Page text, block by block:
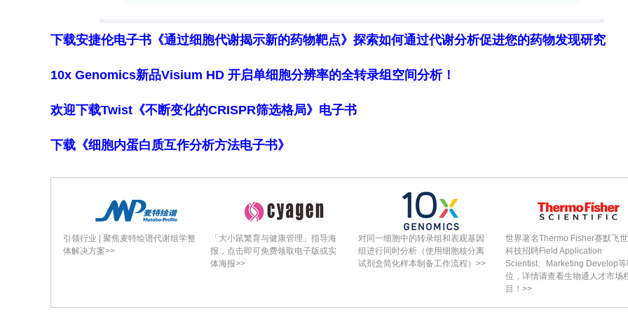
到，其GM浓度为265 ng/mL。尽管这一化合物的健康风险评估显示17%的参与者可能面临潜
在风险，但其与环境暴露的关系仍需进一步研究。相比之下，其他化合物如二乙醇胺和对甲苯
浓度为195 ng/mL，对甲苯磺酰胺为238 ng/mL。
年龄相关，老年人（>55岁）的尿液中咖啡因浓度显著高于年轻人（18–24岁）。这一结果
能与老年人更频繁地饮用咖啡有关。此外，研究还发现咖啡因的摄入与某些工业化学品的浓度
存在正相关，如对苯二胺，这提示我们咖啡因可能在某些消费品中作为添加剂或成分，从而间
接影响PMOCs的暴露水平。
在多变量分析中，研究团队使用了多元线性回归（MLR）模型，以更全面地评估不同变量对
下载安捷伦电子书《通过细胞代谢揭示新的药物靶点》探索如何通过代谢分析促进您的药物发现研究
10x Genomics新品Visium HD 开启单细胞分辨率的全转录组空间分析！
欢迎下载Twist《不断变化的CRISPR筛选格局》电子书
下载《细胞内蛋白质互作分析方法电子书》
引领行业 | 聚焦麦特绘谱代谢组学整
体解决方案>>
「大小鼠繁育与健康管理」指导海
报，点击即可免费领取电子版或实
体海报>>
对同一细胞中的转录组和表观基因
组进行同时分析（使用细胞核分离
试剂盒简化样本制备工作流程）>>
世界著名Thermo Fisher赛默飞
科技招聘Field Application
Scientist、Marketing Develop等
位，详情请查看生物通人才市场
目！>>